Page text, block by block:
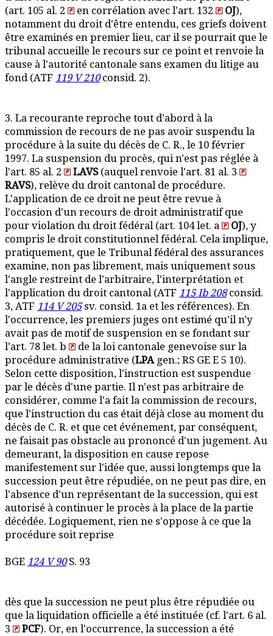
(art. 105 al. 2
en corrélation avec l'art. 132 OJ),
notamment du droit d'être entendu, ces griefs doivent
être examinés en premier lieu, car il se pourrait que le
tribunal accueille le recours sur ce point et renvoie la
cause à l'autorité cantonale sans examen du litige au
fond (ATF 119 V 210consid. 2).
3. La recourante reproche tout d'abord à la
commission de recours de ne pas avoir suspendu la
procédure à la suite du décès de C. R., le 10 février
1997. La suspension du procès, qui n'est pas réglée à
l'art. 85 al. 2
LAVS(auquel renvoie l'art. 81 al. 3
RAVS), relève du droit cantonal de procédure.
L'application de ce droit ne peut être revue à
l'occasion d'un recours de droit administratif que
pour violation du droit fédéral (art. 104 let. a
OJ), y
compris le droit constitutionnel fédéral. Cela implique,
pratiquement, que le Tribunal fédéral des assurances
examine, non pas librement, mais uniquement sous
l'angle restreint de l'arbitraire, l'interprétation et
l'application du droit cantonal (ATF 115 Ib 208consid.
3, ATF 114 V 205sv. consid. 1a et les références). En
l'occurrence, les premiers juges ont estimé qu'il n'y
avait pas de motif de suspension en se fondant sur
l'art. 78 let. b
de la loi cantonale genevoise sur la
procédure administrative (LPAgen.; RS GE E 5 10).
Selon cette disposition, l'instruction est suspendue
par le décès d'une partie. Il n'est pas arbitraire de
considérer, comme l'a fait la commission de recours,
que l'instruction du cas était déjà close au moment du
décès de C. R. et que cet événement, par conséquent,
ne faisait pas obstacle au prononcé d'un jugement. Au
demeurant, la disposition en cause repose
manifestement sur l'idée que, aussi longtemps que la
succession peut être répudiée, on ne peut pas dire, en
l'absence d'un représentant de la succession, qui est
autorisé à continuer le procès à la place de la partie
décédée. Logiquement, rien ne s'oppose à ce que la
procédure soit reprise
BGE 124 V 90S. 93
dès que la succession ne peut plus être répudiée ou
que la liquidation officielle a été instituée (cf. l'art. 6 al.
3
PCF). Or, en l'occurrence, la succession a été